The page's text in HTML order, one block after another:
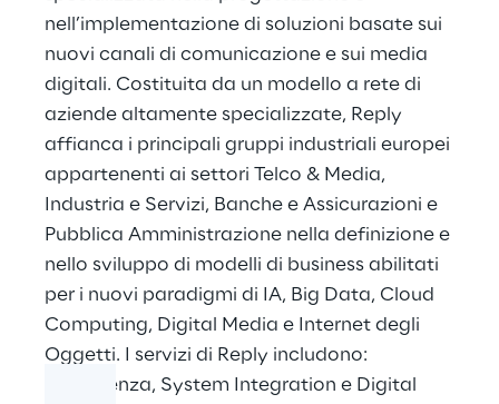
nell’implementazione di soluzioni basate sui
nuovi canali di comunicazione e sui media
digitali. Costituita da un modello a rete di
aziende altamente specializzate, Reply
affianca i principali gruppi industriali europei
appartenenti ai settori Telco & Media,
Industria e Servizi, Banche e Assicurazioni e
Pubblica Amministrazione nella definizione e
nello sviluppo di modelli di business abilitati
per i nuovi paradigmi di IA, Big Data, Cloud
Computing, Digital Media e Internet degli
Oggetti. I servizi di Reply includono:
Consulenza, System Integration e Digital